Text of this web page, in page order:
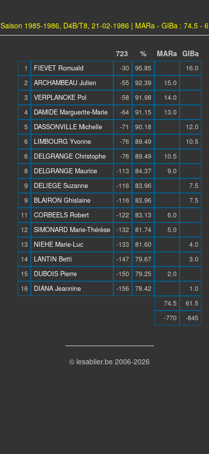
Saison 1985-1986, D4B/T8, 21-02-1986 | MARa - GIBa : 74.5 -
723 % MARa GIBa
1 FIEVET Romuald -30 95.85
16.0
2
ARCHAMBEAU Julien -55 92.39
15.0
3
VERPLANCKE Pol -58 91.98
14.0
4
DAMIDE Marguerite-Marie -64 91.15
13.0
5
DASSONVILLE Michelle -71 90.18
12.0
6
LIMBOURG Yvonne -76 89.49
10.5
6
DELGRANGE Christophe -76 89.49
10.5
8
DELGRANGE Maurice -113 84.37
9.0
9
DELIEGE Suzanne -116 83.96
7.5
9
BLAIRON Ghislaine -116 83.96
7.5
11
CORBEELS Robert -122 83.13
6.0
12
SIMONARD Marie-Thérèse -132 81.74
5.0
13
NIEHE Marie-Luc -133 81.60
4.0
14
LANTIN Betti -147 79.67
3.0
15
DUBOIS Pierre -150 79.25
2.0
16
DIANA Jeannine -156 78.42
1.0
74.5
61.5
-770
-845
© lesablier.be 2006-2026